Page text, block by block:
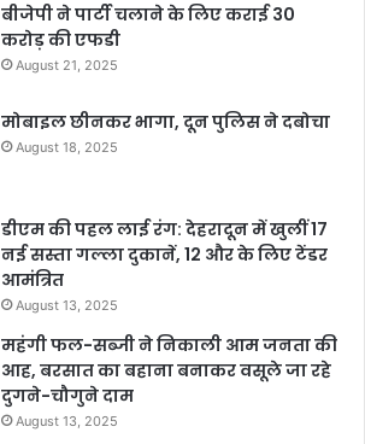
बीजेपी ने पार्टी चलाने के लिए कराई 30
करोड़ की एफडी
August 21, 2025
मोबाइल छीनकर भागा, दून पुलिस ने दबोचा
August 18, 2025
डीएम की पहल लाई रंग: देहरादून में खुलीं 17
नई सस्ता गल्ला दुकानें, 12 और के लिए टेंडर
आमंत्रित
August 13, 2025
महंगी फल-सब्जी ने निकाली आम जनता की
आह, बरसात का बहाना बनाकर वसूले जा रहे
दुगने-चौगुने दाम
August 13, 2025